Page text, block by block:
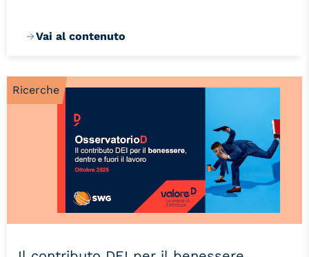
Vai al contenuto
Ricerche